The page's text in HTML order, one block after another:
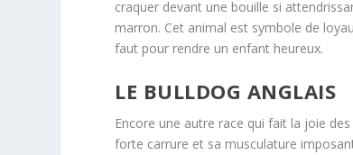
craquer devant une bouille si
marron. Cet animal est symbole de
faut pour rendre un enfant heureux.
LE BULLDOG ANGLAIS
Encore une autre race qui fait la joie
forte carrure et sa musculature